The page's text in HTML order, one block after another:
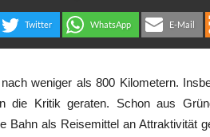
Twitter WhatsApp E-Mail
weniger als 800 Kilometern.
die Kritik geraten. Schon aus
Bahn als Reisemittel an Attraktivität